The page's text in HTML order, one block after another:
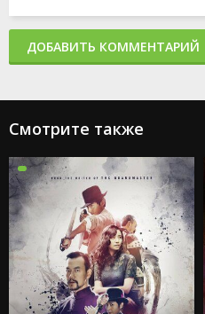
ДОБАВИТЬ КОММЕНТАРИЙ
Смотрите также